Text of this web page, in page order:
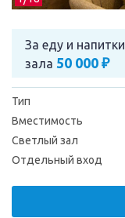
За еду и напитки
зала 50 000 ₽
Тип
Вместимость
Светлый зал
Отдельный вход